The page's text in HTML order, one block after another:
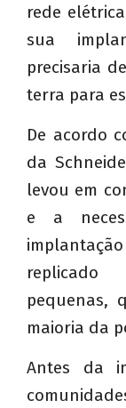
rede
sua
precisaria
terra para
De acordo
da
levou em
e a
pequenas,
maioria da
Antes da